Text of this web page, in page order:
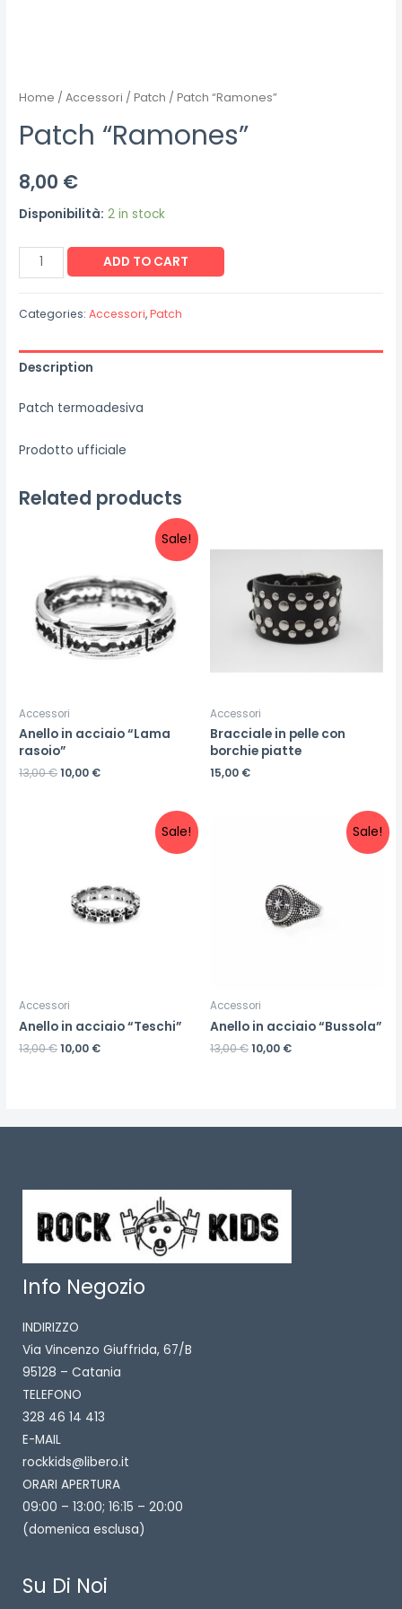
Home /Accessori /Patch / Patch “Ramones”
Patch “Ramones”
8,00 €
Disponibilità: 2 in stock
Patch
"Ramones"
ADD TO CART
Categories:Accessori,Patch
Description
Patch termoadesiva
Prodotto ufficiale
Related products
Sale!
Accessori
Anello in acciaio “Lama
rasoio”
13,00€10,00 €
Accessori
Bracciale in pelle con
borchie piatte
15,00 €
Sale!
Accessori
Anello in acciaio “Teschi”
13,00€10,00 €
Sale!
Accessori
Anello in acciaio “Bussola”
13,00€10,00 €
Info Negozio
INDIRIZZO
Via Vincenzo Giuffrida, 67/B
95128 – Catania
TELEFONO
328 46 14 413
E-MAIL
rockkids@libero.it
ORARI APERTURA
09:00 – 13:00; 16:15 – 20:00
(domenica esclusa)
Su Di Noi